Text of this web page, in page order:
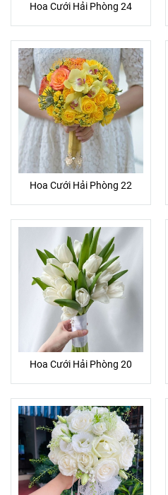
Hoa Cưới Hải Phòng 24
Hoa Cưới Hải Phòng 22
Hoa Cưới Hải Phòng 20